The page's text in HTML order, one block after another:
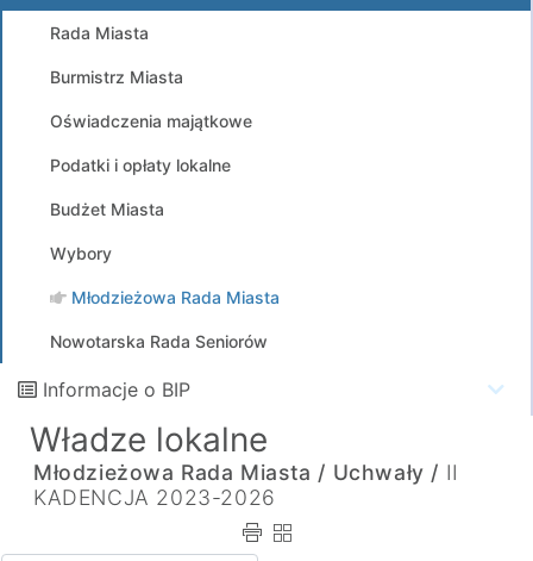
Rada Miasta
Burmistrz Miasta
Oświadczenia majątkowe
Podatki i opłaty lokalne
Budżet Miasta
Wybory
Młodzieżowa Rada Miasta
Nowotarska Rada Seniorów
Informacje o BIP
Władze lokalne
Młodzieżowa Rada Miasta / Uchwały / II
KADENCJA 2023-2026